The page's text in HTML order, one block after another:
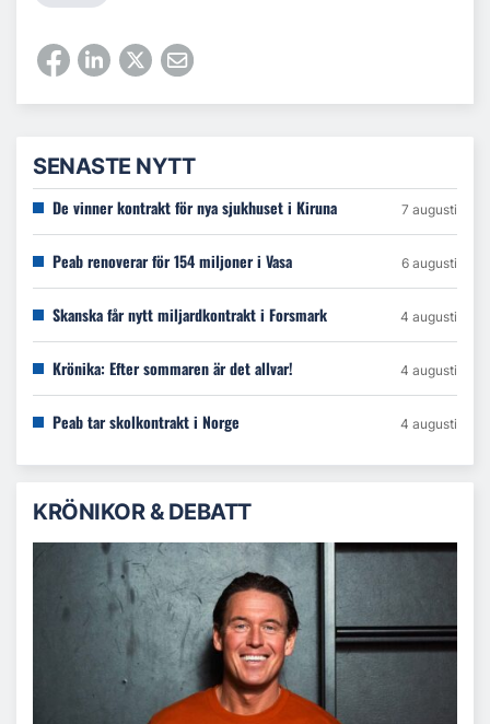
SENASTE NYTT
De vinner kontrakt för nya sjukhuset i Kiruna 7 augusti
Peab renoverar för 154 miljoner i Vasa 6 augusti
Skanska får nytt miljardkontrakt i Forsmark 4 augusti
Krönika: Efter sommaren är det allvar! 4 augusti
Peab tar skolkontrakt i Norge 4 augusti
KRÖNIKOR & DEBATT